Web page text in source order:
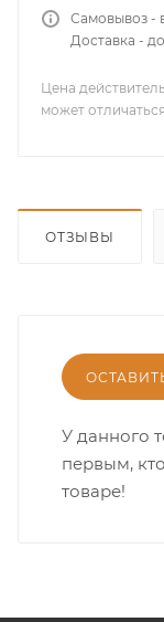
Самовывоз -
Доставка -
Цена
может
ОТЗЫВЫ
У данного
первым,
товаре!